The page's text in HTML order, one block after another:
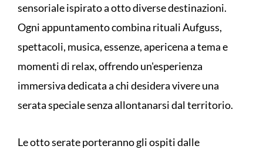
sensoriale ispirato a otto diverse destinazioni.
Ogni appuntamento combina rituali Aufguss,
spettacoli, musica, essenze, apericena a tema e
momenti di relax, offrendo un'esperienza
immersiva dedicata a chi desidera vivere una
serata speciale senza allontanarsi dal territorio.
Le otto serate porteranno gli ospiti dalle